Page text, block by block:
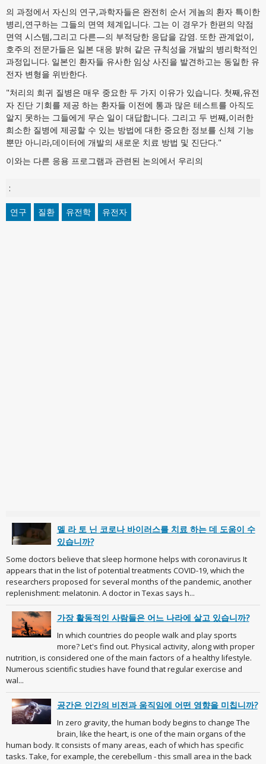
의 과정에서 자신의 연구,과학자들은 완전히 순서 게놈의 환자 특이한
병리,연구하는 그들의 면역 체계입니다. 그는 이 경우가 한편의 약점
면역 시스템,그리고 다른—의 부적당한 응답을 감염. 또한 관계없이,
호주의 전문가들은 일본 대응 밝혀 같은 규칙성을 개발의 병리학적인
과정입니다. 일본인 환자들 유사한 임상 사진을 발견하고는 동일한 유
전자 변형을 위반한다.
"처리의 희귀 질병은 매우 중요한 두 가지 이유가 있습니다. 첫째,유전
자 진단 기회를 제공 하는 환자들 이전에 통과 많은 테스트를 아직도
알지 못하는 그들에게 무슨 일이 대답합니다. 그리고 두 번째,이러한
희소한 질병에 제공할 수 있는 방법에 대한 중요한 정보를 신체 기능
뿐만 아니라,데이터에 개발의 새로운 치료 방법 및 진단다."
이와는 다른 응용 프로그램과 관련된 논의에서 우리의
:
연구 질환 유전학 유전자
멜 라 토 닌 코로나 바이러스를 치료 하는 데 도움이 수
있습니까?
Some doctors believe that sleep hormone helps with coronavirus It
appears that in the list of potential treatments COVID-19, which the
researchers proposed for several months of the pandemic, another
replenishment: melatonin. A doctor in Texas says h...
가장 활동적인 사람들은 어느 나라에 살고 있습니까?
In which countries do people walk and play sports
more? Let's find out. Physical activity, along with proper
nutrition, is considered one of the main factors of a healthy lifestyle.
Numerous scientific studies have found that regular exercise and
wal...
공간은 인간의 비전과 움직임에 어떤 영향을 미칩니까?
In zero gravity, the human body begins to change The
brain, like the heart, is one of the main organs of the
human body. It consists of many areas, each of which has specific
tasks. Take, for example, the cerebellum - this small area in the back